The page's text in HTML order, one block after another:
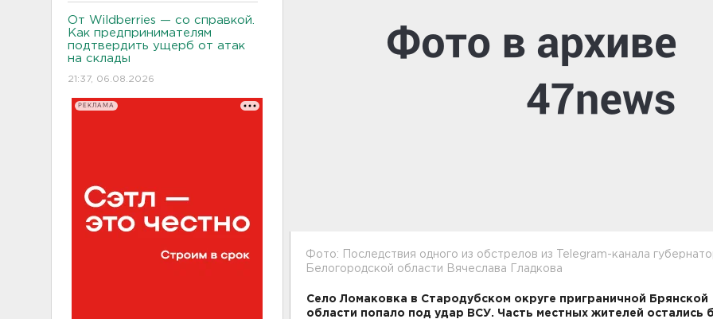
От Wildberries — со справкой.
Как предпринимателям
подтвердить ущерб от атак
на склады
21:37, 06.08.2026
РЕКЛАМА
Фото: Последствия одного из обстрелов из Telegram-канала
Белогородской области Вячеслава Гладкова
Село Ломаковка в Стародубском округе приграничной Брянской
области попало под удар ВСУ. Часть местных жителей остались